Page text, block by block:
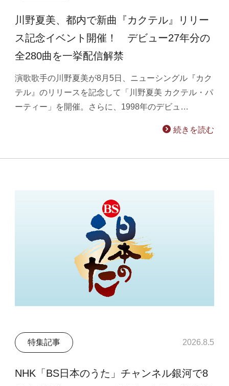
川野夏美、都内で新曲『カクテル』リリー
ス記念イベント開催！ デビュー27年分の
全280曲を一挙配信解禁
演歌歌手の川野夏美が8月5日、ニューシングル『カク
テル』のリリースを記念して「川野夏美 カクテル・パ
ーティー」を開催。さらに、1998年のデビュ…
続きを読む
特集記事 2026.8.5
NHK「BS日本のうた」チャンネル銀河で8